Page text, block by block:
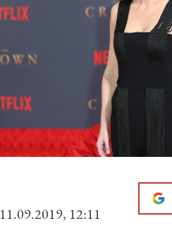
11.09.2019, 12:11